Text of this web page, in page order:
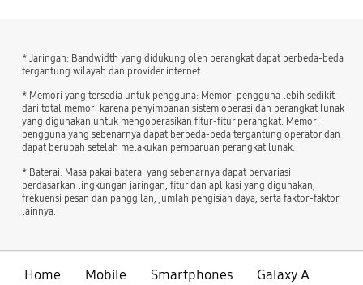
* Jaringan: Bandwidth yang didukung oleh perangkat dapat berbeda-beda
tergantung wilayah dan provider internet.
* Memori yang tersedia untuk pengguna: Memori pengguna lebih sedikit
dari total memori karena penyimpanan sistem operasi dan perangkat lunak
yang digunakan untuk mengoperasikan fitur-fitur perangkat. Memori
pengguna yang sebenarnya dapat berbeda-beda tergantung operator dan
dapat berubah setelah melakukan pembaruan perangkat lunak.
* Baterai: Masa pakai baterai yang sebenarnya dapat bervariasi
berdasarkan lingkungan jaringan, fitur dan aplikasi yang digunakan,
frekuensi pesan dan panggilan, jumlah pengisian daya, serta faktor-faktor
lainnya.
Home Mobile Smartphones
Galaxy A